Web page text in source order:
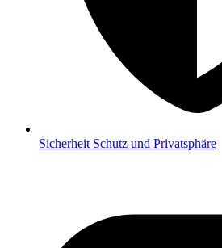
Sicherheit Schutz und Privatsphäre